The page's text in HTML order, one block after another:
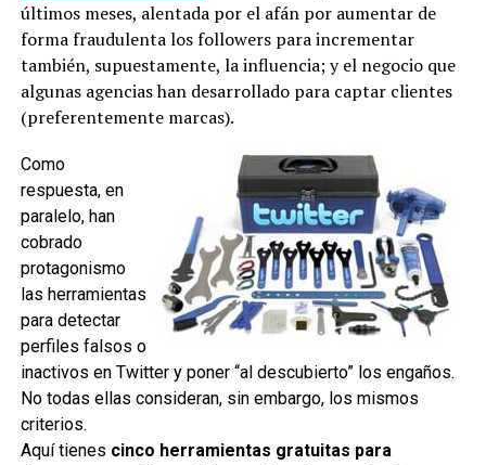
últimos meses, alentada por el afán por aumentar de
forma fraudulenta los followers para incrementar
también, supuestamente, la influencia; y el negocio que
algunas agencias han desarrollado para captar clientes
(preferentemente marcas).
Como
respuesta, en
paralelo, han
cobrado
protagonismo
las herramientas
para detectar
perfiles falsos o
inactivos en Twitter y poner “al descubierto” los engaños.
No todas ellas consideran, sin embargo, los mismos
criterios.
Aquí tienes cinco herramientas gratuitas para